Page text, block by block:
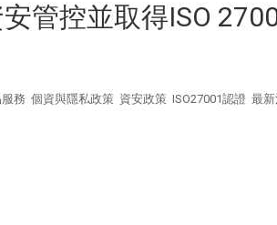
管控並取得ISO
務 個資與隱私政策 資安政策 ISO27001認證 最